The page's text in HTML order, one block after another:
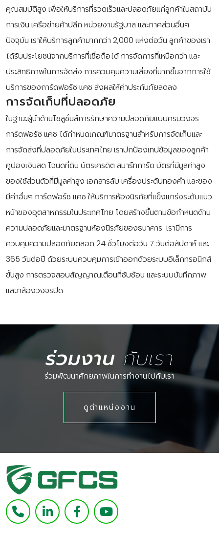
คุณสมบัติสูง เพื่อให้บริการที่รวดเร็วและปลอดภัยแก่ลูกค้าในสถาบัน
การเงิน เครือข่ายค้าปลีก หน่วยงานรัฐบาล และภาคส่วนอื่นๆ
ปัจจุบัน เราให้บริการลูกค้ามากกว่า 2,000 แห่งต่อวัน ลูกค้าของเรา
ได้รับประโยชน์จากบริการที่เชื่อถือได้ การจัดการที่เหนือกว่า และ
ประสิทธิภาพในการจัดส่ง การควบคุมความเสี่ยงที่มากขึ้นจากการใช้
บริการของการ์ดฟอร์ซ แคช ส่งผลให้ค่าประกันภัยลดลง
การจัดเก็บที่ปลอดภัย
ในฐานะผู้นำด้านโซลูชั่นส์การรักษาความปลอดภัยแบบครบวงจร
การ์ดฟอร์ซ แคช ได้กำหนดเกณฑ์มาตรฐานสำหรับการจัดเก็บและ
การจัดส่งที่ปลอดภัยในประเทศไทย เราปกป้องเทปข้อมูลของลูกค้า
คูปองเงินสด โฉนดที่ดิน บัตรเครดิต สมาร์ทการ์ด บัตรที่มีมูลค่าสูง
ของใช้ส่วนตัวที่มีมูลค่าสูง เอกสารลับ เครื่องประดับทองคำ และของ
มีค่าอื่นๆ การ์ดฟอร์ซ แคช ให้บริการห้องนิรภัยที่แข็งแกร่งระดับแนว
หน้าของอุตสาหกรรมในประเทศไทย โดยสร้างขึ้นตามข้อกำหนดด้าน
ความปลอดภัยและมาตรฐานห้องนิรภัยของธนาคาร เรามีการ
ควบคุมความปลอดภัยตลอด 24 ชั่วโมงต่อวัน 7 วันต่อสัปดาห์ และ
365 วันต่อปี ด้วยระบบควบคุมการเข้าออกด้วยระบบอิเล็กทรอนิกส์
ขั้นสูง การตรวจสอบสัญญาณเตือนที่ซับซ้อน และระบบบันทึกภาพ
และกล้องวงจรปิด
ร่วมงาน กับเรา
ร่วมพัฒนาศักยภาพในการทำงานไปกับเรา
ดูตำแหน่งงาน